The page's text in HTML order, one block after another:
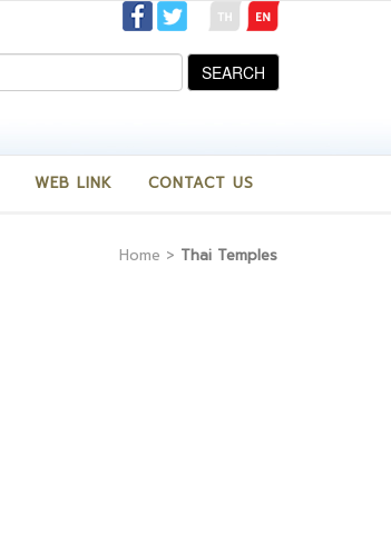
SEARCH
WEB LINK CONTACT US
Home > Thai Temples